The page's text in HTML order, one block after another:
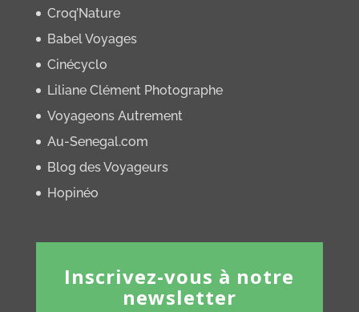
Croq’Nature
Babel Voyages
Cinécyclo
Liliane Clément Photographe
Voyageons Autrement
Au-Senegal.com
Blog des Voyageurs
Hopinéo
Inscrivez-vous à notre
newsletter